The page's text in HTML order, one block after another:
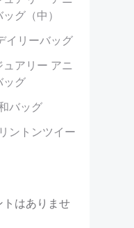
グ（中）
イリーバッグ
アリー アニ
ッグ
バッグ
ントンツイー
はありませ